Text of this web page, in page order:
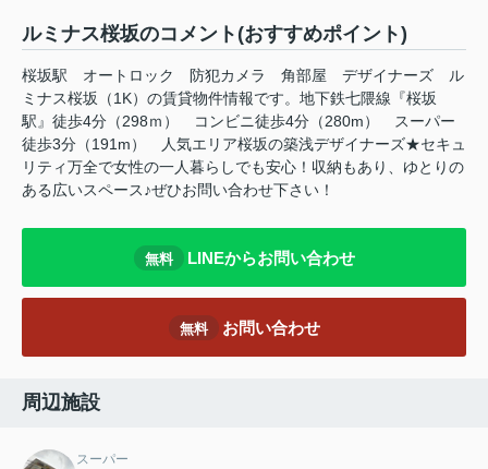
ルミナス桜坂のコメント(おすすめポイント)
桜坂駅 オートロック 防犯カメラ 角部屋 デザイナーズ ル
ミナス桜坂（1K）の賃貸物件情報です。地下鉄七隈線『桜坂
駅』徒歩4分（298ｍ） コンビニ徒歩4分（280m） スーパー
徒歩3分（191m） 人気エリア桜坂の築浅デザイナーズ★セキュ
リティ万全で女性の一人暮らしでも安心！収納もあり、ゆとりの
ある広いスペース♪ぜひお問い合わせ下さい！
無料 LINEからお問い合わせ
無料 お問い合わせ
周辺施設
スーパー